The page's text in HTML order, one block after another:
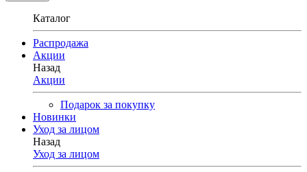
Каталог
Распродажа
Акции
Назад
Акции
Подарок за покупку
Новинки
Уход за лицом
Назад
Уход за лицом